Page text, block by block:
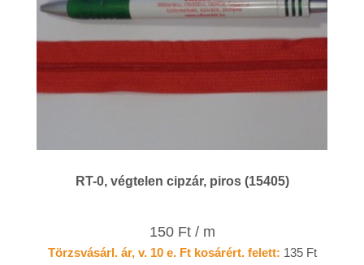
RT-0, végtelen cipzár, piros (15405)
150 Ft / m
Törzsvásárl. ár, v. 10 e. Ft kosárért. felett: 135 Ft